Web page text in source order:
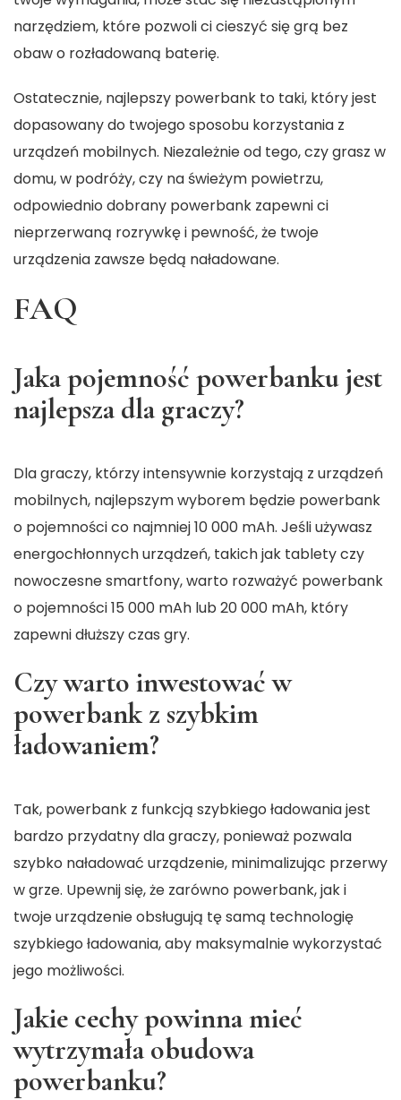
narzędziem, które pozwoli ci cieszyć się grą bez
obaw o rozładowaną baterię.
Ostatecznie, najlepszy powerbank to taki, który jest
dopasowany do twojego sposobu korzystania z
urządzeń mobilnych. Niezależnie od tego, czy grasz w
domu, w podróży, czy na świeżym powietrzu,
odpowiednio dobrany powerbank zapewni ci
nieprzerwaną rozrywkę i pewność, że twoje
urządzenia zawsze będą naładowane.
FAQ
Jaka pojemność powerbanku jest
najlepsza dla graczy?
Dla graczy, którzy intensywnie korzystają z urządzeń
mobilnych, najlepszym wyborem będzie powerbank
o pojemności co najmniej 10 000 mAh. Jeśli używasz
energochłonnych urządzeń, takich jak tablety czy
nowoczesne smartfony, warto rozważyć powerbank
o pojemności 15 000 mAh lub 20 000 mAh, który
zapewni dłuższy czas gry.
Czy warto inwestować w
powerbank z szybkim
ładowaniem?
Tak, powerbank z funkcją szybkiego ładowania jest
bardzo przydatny dla graczy, ponieważ pozwala
szybko naładować urządzenie, minimalizując przerwy
w grze. Upewnij się, że zarówno powerbank, jak i
twoje urządzenie obsługują tę samą technologię
szybkiego ładowania, aby maksymalnie wykorzystać
jego możliwości.
Jakie cechy powinna mieć
wytrzymała obudowa
powerbanku?